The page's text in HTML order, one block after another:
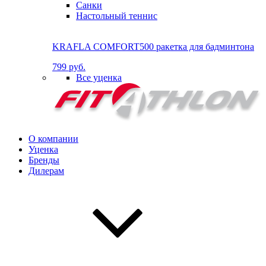
Санки
Настольный теннис
KRAFLA COMFORT500 ракетка для бадминтона
799 руб.
Все уценка
О компании
Уценка
Бренды
Дилерам